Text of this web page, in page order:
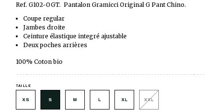
Ref. G102-OGT. Pantalon Gramicci Original G Pant Chino.
Coupe regular
Jambes droite
Ceinture élastique integré ajustable
Deux poches arrières
100% Coton bio
TAILLE
XS S M L XL XXL